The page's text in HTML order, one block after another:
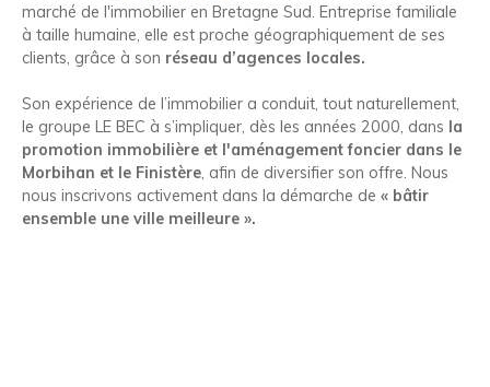
marché de l'immobilier en Bretagne Sud. Entreprise familiale
à taille humaine, elle est proche géographiquement de ses
clients, grâce à son réseau d’agences locales.
Son expérience de l’immobilier a conduit, tout naturellement,
le groupe LE BEC à s’impliquer, dès les années 2000, dans la
promotion immobilière et l'aménagement foncier dans le
Morbihan et le Finistère, afin de diversifier son offre. Nous
nous inscrivons activement dans la démarche de « bâtir
ensemble une ville meilleure ».